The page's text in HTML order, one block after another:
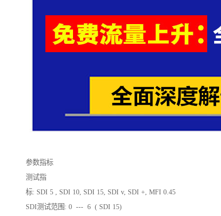
参数指标
测试指
标: SDI 5 , SDI 10, SDI 15, SDI v, SDI +, MFI 0.45
SDI测试范围: 0 --- 6 ( SDI 15)